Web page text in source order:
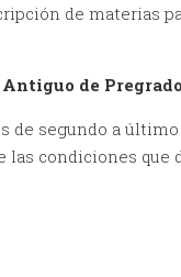
de materias
de
de segundo a
las condiciones